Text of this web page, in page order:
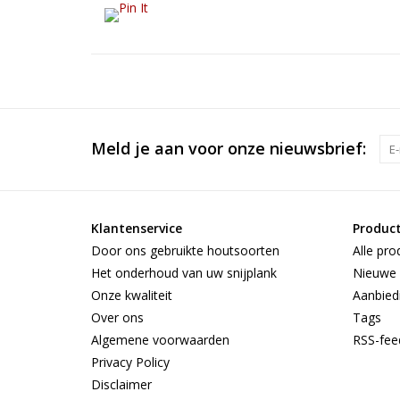
Meld je aan voor onze nieuwsbrief:
Klantenservice
Door ons gebruikte houtsoorten
Het onderhoud van uw snijplank
Onze kwaliteit
Over ons
Algemene voorwaarden
Privacy Policy
Disclaimer
Alle
Tags
RSS-